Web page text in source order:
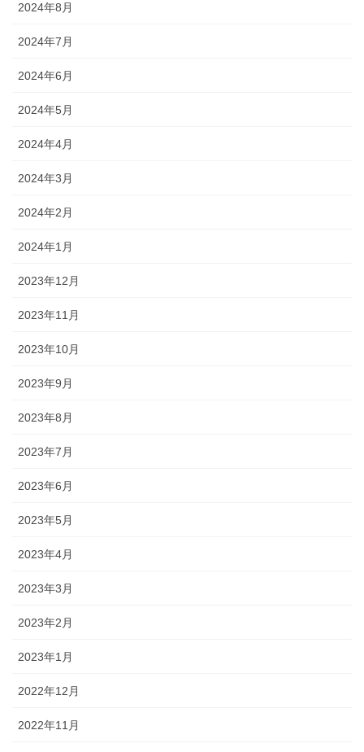
2024年8月
2024年7月
2024年6月
2024年5月
2024年4月
2024年3月
2024年2月
2024年1月
2023年12月
2023年11月
2023年10月
2023年9月
2023年8月
2023年7月
2023年6月
2023年5月
2023年4月
2023年3月
2023年2月
2023年1月
2022年12月
2022年11月